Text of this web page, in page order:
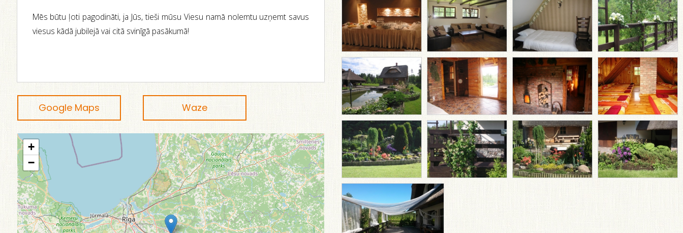
Mēs būtu ļoti pagodināti, ja Jūs, tieši mūsu Viesu namā nolemtu uzņemt savus
viesus kādā jubilejā vai citā svinīgā pasākumā!
Google Maps Waze
+
−